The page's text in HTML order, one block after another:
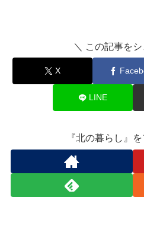
＼ この記事を
X
LINE
『北の暮らし』